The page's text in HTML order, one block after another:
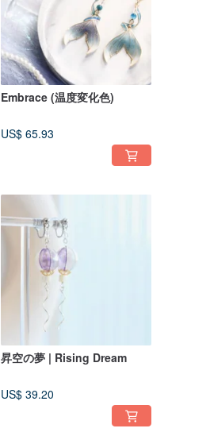
Embrace (温度変化色)
US$ 65.93
昇空の夢 | Rising Dream
US$ 39.20